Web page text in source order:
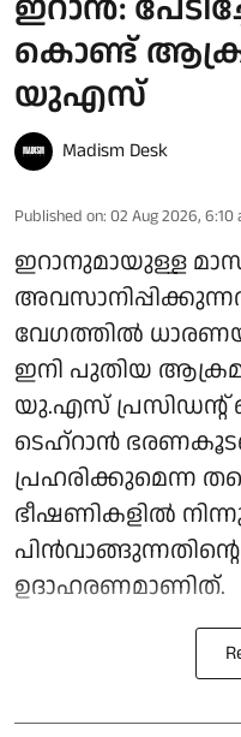
ഇറാൻ:
കൊണ്ട്
യുഎസ്
Madism Desk
Published on: 02 Aug 2026, 6:10
ഇറാനുമായുള്ള
വേഗത്തിൽ
ഇനി പുതിയ
യു.എസ് പ്രസിഡന്റ്
ടെഹ്റാൻ
പ്രഹരിക്കുമെന്ന
ഭീഷണികളിൽ
ഉദാഹരണമാണിത്.